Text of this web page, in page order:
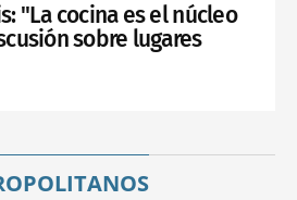
"La cocina es el núcleo
sobre lugares